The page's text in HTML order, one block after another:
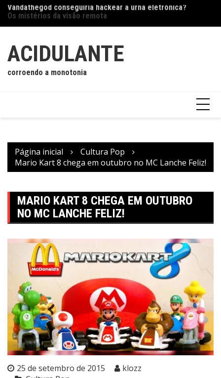
para
o
Os mistérios da visão remota
ACIDULANTE
corroendo a monotonia
Página inicial
Cultura Pop
Mario Kart 8 chega em outubro no MC Lanche Feliz!
MARIO KART 8 CHEGA EM OUTUBRO
NO MC LANCHE FELIZ!
25 de setembro de 2015
klozz